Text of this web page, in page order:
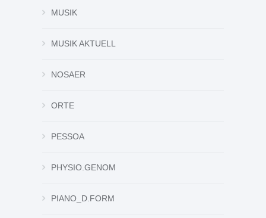
MUSIK
MUSIK AKTUELL
NOSAER
ORTE
PESSOA
PHYSIO.GENOM
PIANO_D.FORM